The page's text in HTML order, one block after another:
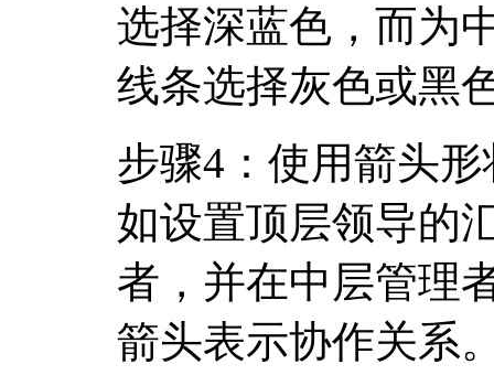
选择深蓝色，而为
线条选择灰色或黑
步骤4：使用箭头
如设置顶层领导的
者，并在中层管理
箭头表示协作关系